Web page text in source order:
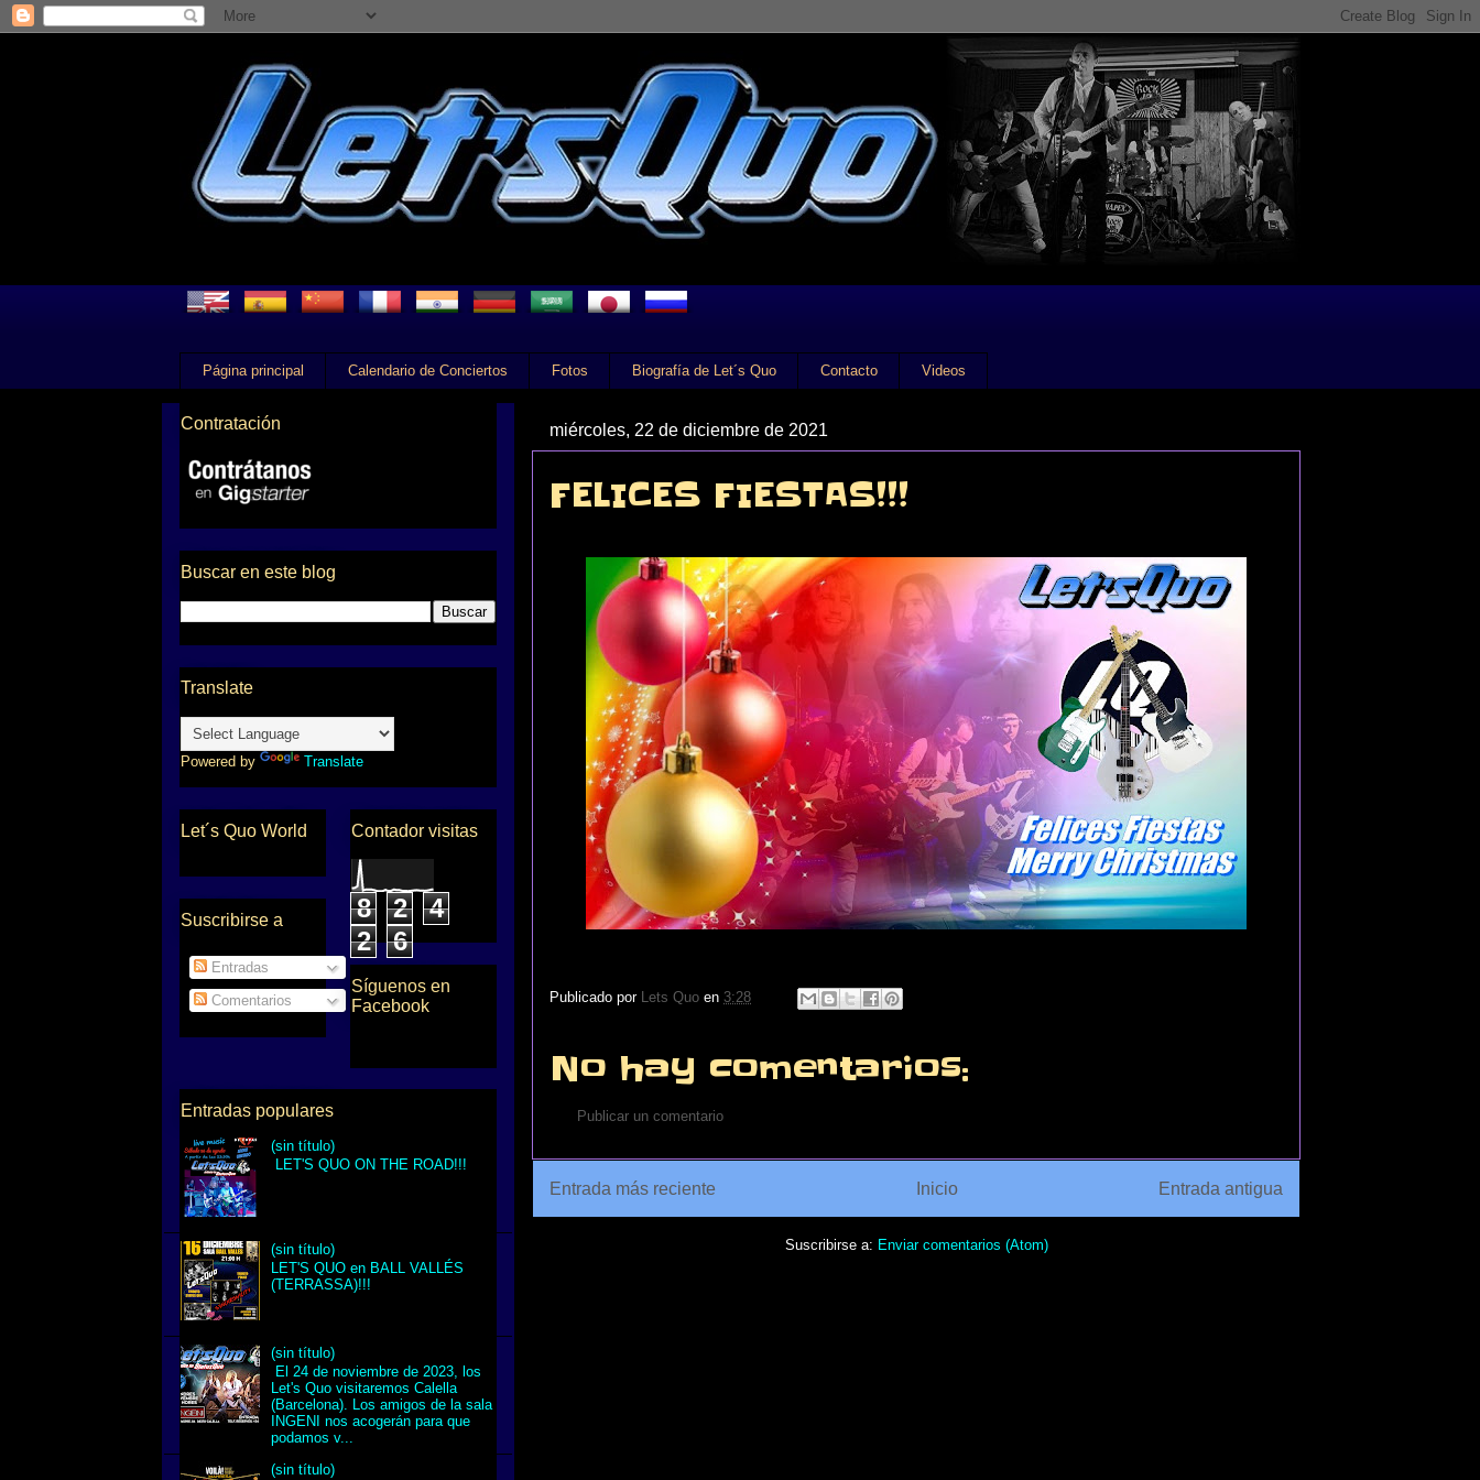
Página principal Calendario de Conciertos Fotos Biografía de Let´s Quo Contacto Videos
miércoles, 22 de diciembre de 2021
FELICES FIESTAS!!!
Publicado por Lets Quo en 3:28
No hay comentarios:
Publicar un comentario
Entrada más reciente Entrada antigua
Inicio
Suscribirse a: Enviar comentarios (Atom)
Contratación
Buscar en este blog
Translate
Powered by Translate
Let´s Quo World
Suscribirse a
Entradas
Comentarios
Contador visitas
8 2
4
2
6
Síguenos en
Facebook
Entradas populares
(sin título)
LET'S QUO ON THE ROAD!!!
(sin título)
LET'S QUO en BALL VALLÉS
(TERRASSA)!!!
(sin título)
El 24 de noviembre de 2023, los
Let's Quo visitaremos Calella
(Barcelona). Los amigos de la sala
INGENI nos acogerán para que
podamos v...
(sin título)